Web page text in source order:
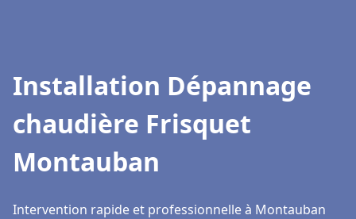
Installation Dépannage
chaudière Frisquet
Montauban
Intervention rapide et professionnelle à Montauban